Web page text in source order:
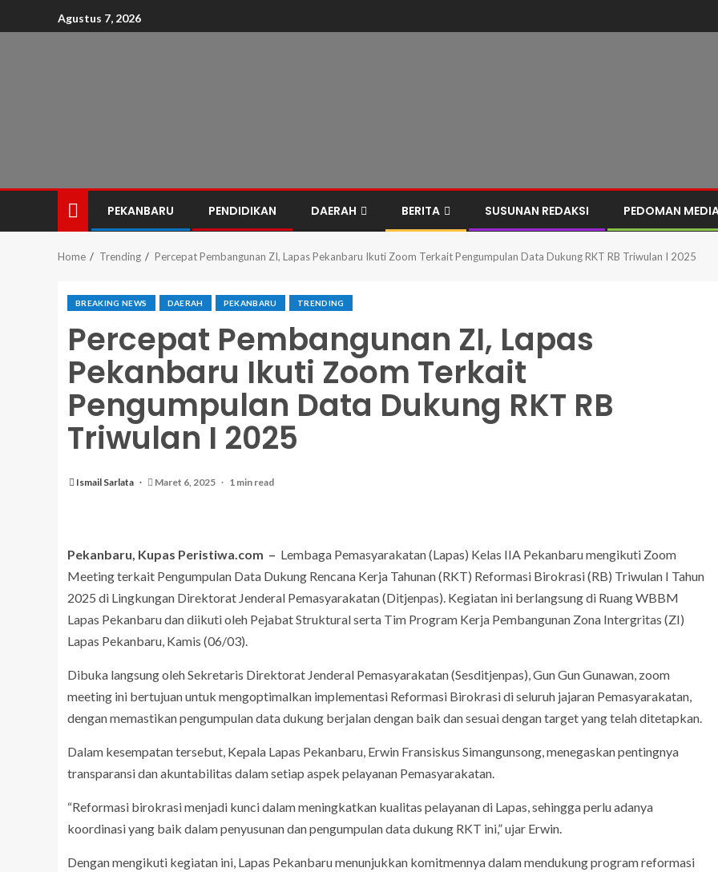
Agustus 7, 2026
PEKANBARU PENDIDIKAN DAERAH BERITA SUSUNAN REDAKSI PEDOMAN
Home Trending Percepat Pembangunan ZI, Lapas Pekanbaru Ikuti Zoom Terkait Pengumpulan Data Dukung RKT RB Triwulan I 2025
BREAKING NEWS DAERAH PEKANBARU TRENDING
Percepat Pembangunan ZI, Lapas
Pekanbaru Ikuti Zoom Terkait
Pengumpulan Data Dukung RKT RB
Triwulan I 2025
Ismail Sarlata Maret 6, 2025 1 min read
Pekanbaru, Kupas Peristiwa.com – Lembaga Pemasyarakatan (Lapas) Kelas IIA Pekanbaru mengikuti Zoom
Meeting terkait Pengumpulan Data Dukung Rencana Kerja Tahunan (RKT) Reformasi Birokrasi (RB) Triwulan I Tahun
2025 di Lingkungan Direktorat Jenderal Pemasyarakatan (Ditjenpas). Kegiatan ini berlangsung di Ruang WBBM
Lapas Pekanbaru dan diikuti oleh Pejabat Struktural serta Tim Program Kerja Pembangunan Zona Intergritas (ZI)
Lapas Pekanbaru, Kamis (06/03).
Dibuka langsung oleh Sekretaris Direktorat Jenderal Pemasyarakatan (Sesditjenpas), Gun Gun Gunawan, zoom
meeting ini bertujuan untuk mengoptimalkan implementasi Reformasi Birokrasi di seluruh jajaran Pemasyarakatan,
dengan memastikan pengumpulan data dukung berjalan dengan baik dan sesuai dengan target yang telah ditetapkan.
Dalam kesempatan tersebut, Kepala Lapas Pekanbaru, Erwin Fransiskus Simangunsong, menegaskan pentingnya
transparansi dan akuntabilitas dalam setiap aspek pelayanan Pemasyarakatan.
“Reformasi birokrasi menjadi kunci dalam meningkatkan kualitas pelayanan di Lapas, sehingga perlu adanya
koordinasi yang baik dalam penyusunan dan pengumpulan data dukung RKT ini,” ujar Erwin.
Dengan mengikuti kegiatan ini, Lapas Pekanbaru menunjukkan komitmennya dalam mendukung program reformasi